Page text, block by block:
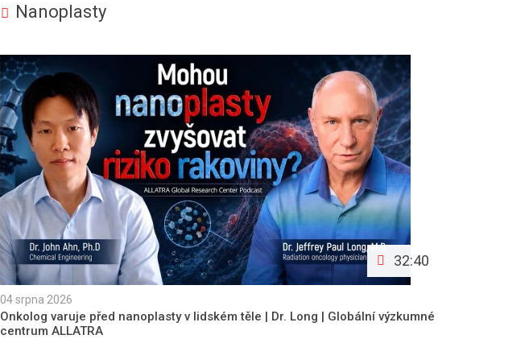
Nanoplasty
32:40
04 srpna 2026
Onkolog varuje před nanoplasty v lidském těle | Dr. Long | Globální výzkumné
centrum ALLATRA